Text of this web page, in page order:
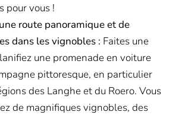
pour vous !
route panoramique et de
dans les vignobles : Faites une
une promenade en voiture
pittoresque, en particulier
des Langhe et du Roero. Vous
de magnifiques vignobles, des